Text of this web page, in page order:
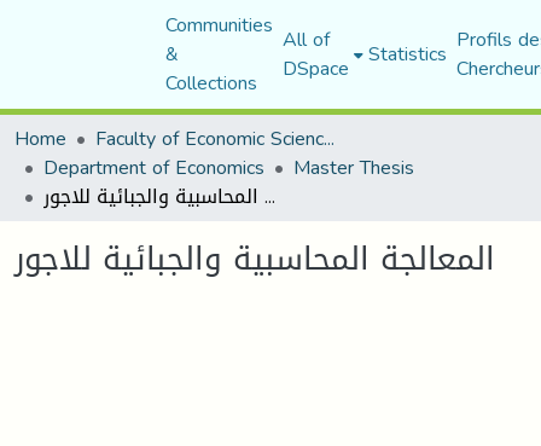
Communities
&
Collections
All of
DSpace Statistics Profils
Home
Faculty of Economic Sciences, Commerce and Management Sciences
Department of Economics Master Thesis
المعالجة المحاسبية والجبائية للاجور
المعالجة المحاسبية والجبائية للاجور